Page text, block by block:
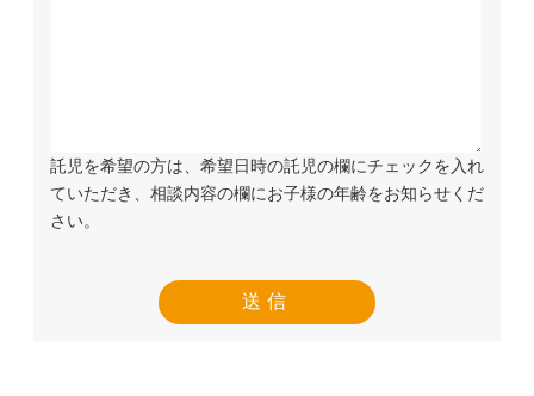
託児を希望の方は、希望日時の託児の欄にチェックを入れ
ていただき、相談内容の欄にお子様の年齢をお知らせくだ
さい。